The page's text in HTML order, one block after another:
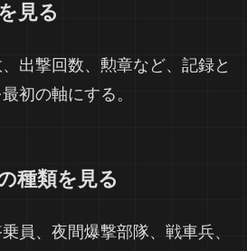
見る
出撃回数、勲章など、記録と
初の軸にする。
種類を見る
員、夜間爆撃部隊、戦車兵、